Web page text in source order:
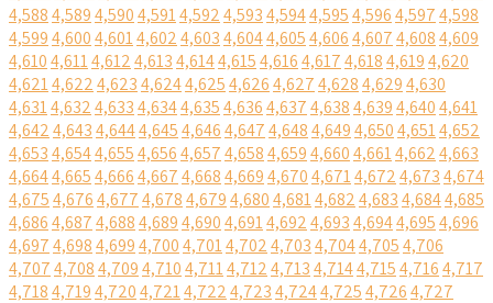
4,5884,5894,5904,5914,5924,5934,5944,5954,5964,5974,598
4,5994,6004,6014,6024,6034,6044,6054,6064,6074,6084,609
4,6104,6114,6124,6134,6144,6154,6164,6174,6184,6194,620
4,6214,6224,6234,6244,6254,6264,6274,6284,6294,630
4,6314,6324,6334,6344,6354,6364,6374,6384,6394,6404,641
4,6424,6434,6444,6454,6464,6474,6484,6494,6504,6514,652
4,6534,6544,6554,6564,6574,6584,6594,6604,6614,6624,663
4,6644,6654,6664,6674,6684,6694,6704,6714,6724,6734,674
4,6754,6764,6774,6784,6794,6804,6814,6824,6834,6844,685
4,6864,6874,6884,6894,6904,6914,6924,6934,6944,6954,696
4,6974,6984,6994,7004,7014,7024,7034,7044,7054,706
4,7074,7084,7094,7104,7114,7124,7134,7144,7154,7164,717
4,7184,7194,7204,7214,7224,7234,7244,7254,7264,727